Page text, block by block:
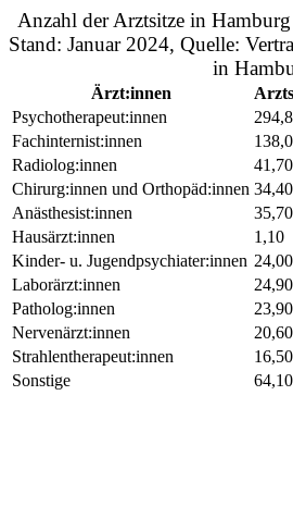
Anzahl der Arztsitze in
Stand: Januar 2024, Quelle:
in
Ärzt:innen
Psychotherapeut:innen
Fachinternist:innen
Radiolog:innen
41,70
Chirurg:innen und Orthopäd:innen 34,40
Anästhesist:innen
35,70
Hausärzt:innen
1,10
Kinder- u. Jugendpsychiater:innen 24,00
Laborärzt:innen
24,90
Patholog:innen
23,90
Nervenärzt:innen
20,60
Strahlentherapeut:innen
16,50
Sonstige
64,10